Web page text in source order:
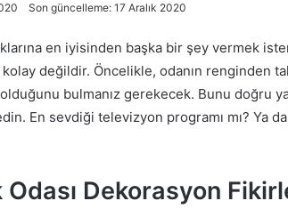
Son güncelleme: 17 Aralık 2020
en iyisinden başka bir şey vermek
değildir. Öncelikle, odanın renginden
bulmanız gerekecek. Bunu doğru
En sevdiği televizyon programı mı? Ya
Odası Dekorasyon